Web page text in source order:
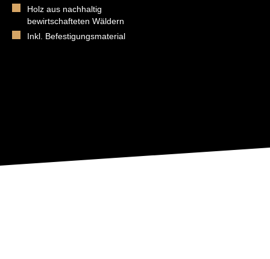
Holz aus nachhaltig
bewirtschafteten Wäldern
Inkl. Befestigungsmaterial